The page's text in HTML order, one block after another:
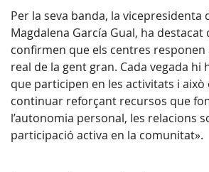
Per la seva banda, la vicepresidenta
Magdalena García Gual, ha destacat
confirmen que els centres responen
real de la gent gran. Cada vegada hi
que participen en les activitats i això
continuar reforçant recursos que
l’autonomia personal, les relacions
participació activa en la comunitat».